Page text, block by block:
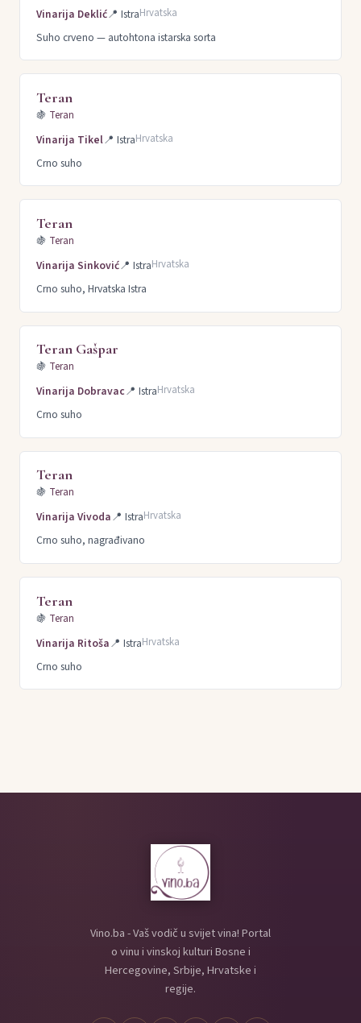
Vinarija Deklić📍 IstraHrvatska
Suho crveno — autohtona istarska sorta
Teran
🍇 Teran
Vinarija Tikel📍 IstraHrvatska
Crno suho
Teran
🍇 Teran
Vinarija Sinković📍 IstraHrvatska
Crno suho, Hrvatska Istra
Teran Gašpar
🍇 Teran
Vinarija Dobravac📍 IstraHrvatska
Crno suho
Teran
🍇 Teran
Vinarija Vivoda📍 IstraHrvatska
Crno suho, nagrađivano
Teran
🍇 Teran
Vinarija Ritoša📍 IstraHrvatska
Crno suho
Vino.ba - Vaš vodič u svijet vina! Portal
o vinu i vinskoj kulturi Bosne i
Hercegovine, Srbije, Hrvatske i
regije.